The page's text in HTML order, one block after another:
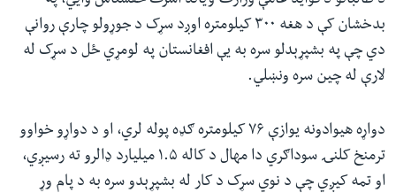
بدخشان کې د هغه ۳۰۰ کیلومتره اوږد سړک د جوړولو چارې روانې
دي چې په بشپړېدلو سره به یې افغانستان په لومړي ځل د سړک له
لارې له چین سره ونښلي.
دواړه هیوادونه یوازې ۷۶ کیلومتره ګډه پوله لري، او د دواړو خواوو
ترمنخ کلنۍ سوداګري دا مهال د کاله ۱.۵ میلیارد ډالرو ته رسیږي،
او تمه کیږي چې د نوي سړک د کار له بشپړېدو سره به د پام وړ